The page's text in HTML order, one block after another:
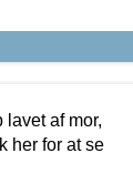
af mor,
her for at se